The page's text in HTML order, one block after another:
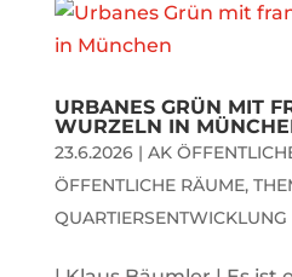
URBANES GRÜN MIT
WURZELN IN
23.6.2026| AK
ÖFFENTLICHE RÄUME,
QUARTIERSENTWICKLUNG